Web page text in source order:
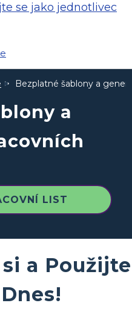
se jako jednotlivec
Bezplatné šablony a
a
LIST
a Použijte